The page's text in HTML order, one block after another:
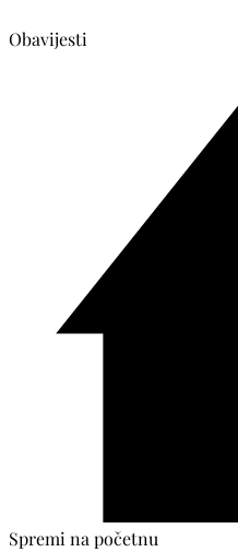
Obavijesti
Spremi na početnu